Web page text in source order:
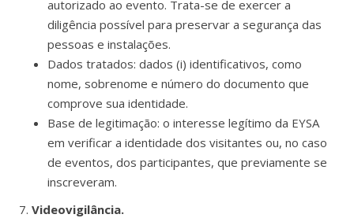
autorizado ao evento. Trata-se de exercer a
diligência possível para preservar a segurança das
pessoas e instalações.
Dados tratados: dados (i) identificativos, como
nome, sobrenome e número do documento que
comprove sua identidade.
Base de legitimação: o interesse legítimo da EYSA
em verificar a identidade dos visitantes ou, no caso
de eventos, dos participantes, que previamente se
inscreveram.
Videovigilância.